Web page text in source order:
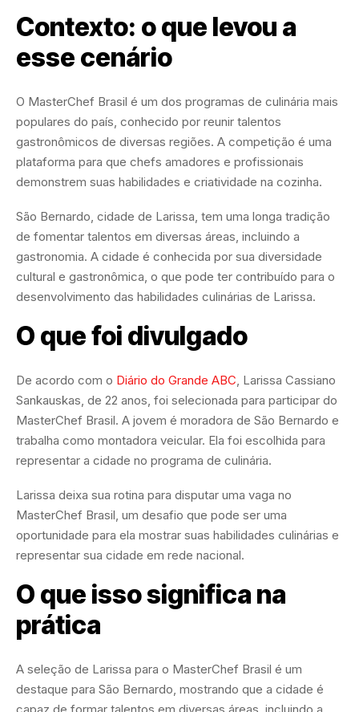
Contexto: o que levou a
esse cenário
O MasterChef Brasil é um dos programas de culinária mais
populares do país, conhecido por reunir talentos
gastronômicos de diversas regiões. A competição é uma
plataforma para que chefs amadores e profissionais
demonstrem suas habilidades e criatividade na cozinha.
São Bernardo, cidade de Larissa, tem uma longa tradição
de fomentar talentos em diversas áreas, incluindo a
gastronomia. A cidade é conhecida por sua diversidade
cultural e gastronômica, o que pode ter contribuído para o
desenvolvimento das habilidades culinárias de Larissa.
O que foi divulgado
De acordo com o Diário do Grande ABC, Larissa Cassiano
Sankauskas, de 22 anos, foi selecionada para participar do
MasterChef Brasil. A jovem é moradora de São Bernardo e
trabalha como montadora veicular. Ela foi escolhida para
representar a cidade no programa de culinária.
Larissa deixa sua rotina para disputar uma vaga no
MasterChef Brasil, um desafio que pode ser uma
oportunidade para ela mostrar suas habilidades culinárias e
representar sua cidade em rede nacional.
O que isso significa na
prática
A seleção de Larissa para o MasterChef Brasil é um
destaque para São Bernardo, mostrando que a cidade é